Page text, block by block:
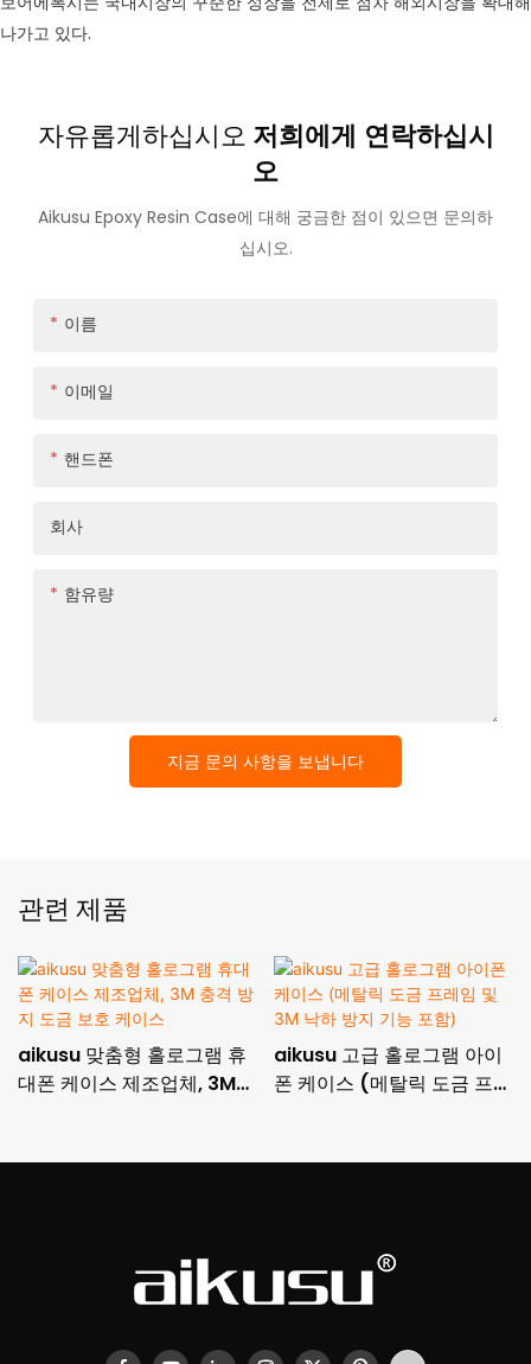
나가고 있다.
자유롭게하십시오 저희에게 연락하십시
오
Aikusu Epoxy Resin Case에 대해 궁금한 점이 있으면 문의하
십시오.
이름
이메일
핸드폰
회사
함유량
지금 문의 사항을 보냅니다
관련 제품
aikusu 맞춤형 홀로그램 휴
대폰 케이스 제조업체, 3M
aikusu 고급 홀로그램 아이
폰 케이스 (메탈릭 도금 프레